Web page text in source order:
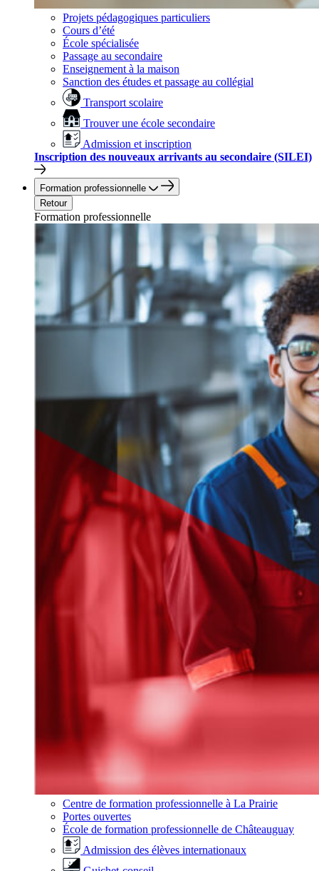
Projets pédagogiques particuliers
Cours d’été
École spécialisée
Passage au secondaire
Enseignement à la maison
Sanction des études et passage au collégial
Transport scolaire
Trouver une école secondaire
Admission et inscription
Inscription des nouveaux arrivants au secondaire (SILEI)
Formation professionnelle
Retour
Formation professionnelle
Centre de formation professionnelle à La Prairie
Portes ouvertes
École de formation professionnelle de Châteauguay
Admission des élèves internationaux